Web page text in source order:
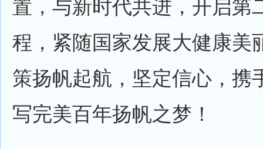
置，与新时代共进，开启第
程，紧随国家发展大健康美
策扬帆起航，坚定信心，携
写完美百年扬帆之梦！